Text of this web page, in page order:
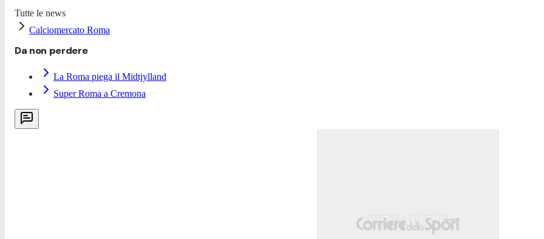
Tutte le news
Calciomercato Roma
Da non perdere
La Roma piega il Midtjylland
Super Roma a Cremona